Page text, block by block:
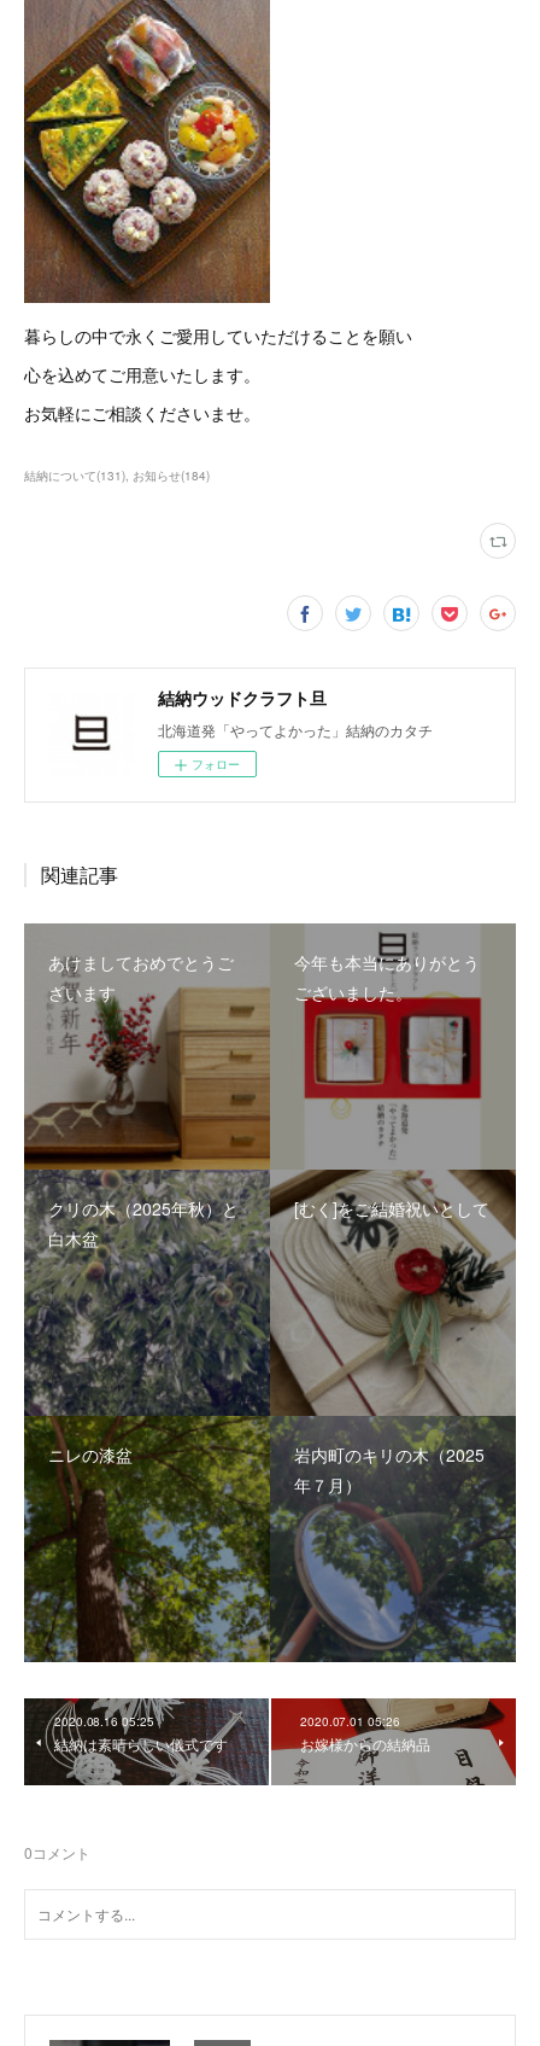
暮らしの中で永くご愛用していただけることを願い
心を込めてご用意いたします。
お気軽にご相談くださいませ。
結納について(131) お知らせ(184)
結納ウッドクラフト旦
北海道発「やってよかった」結納のカタチ
フォロー
関連記事
あけましておめでとうご
ざいます
今年も本当にありがとう
ございました。
クリの木（2025年秋）と
白木盆
[むく]をご結婚祝いとして
ニレの漆盆
岩内町のキリの木（2025
年７月）
2020.08.16 05:25
結納は素晴らしい儀式です
2020.07.01 05:26
お嫁様からの結納品
0コメント